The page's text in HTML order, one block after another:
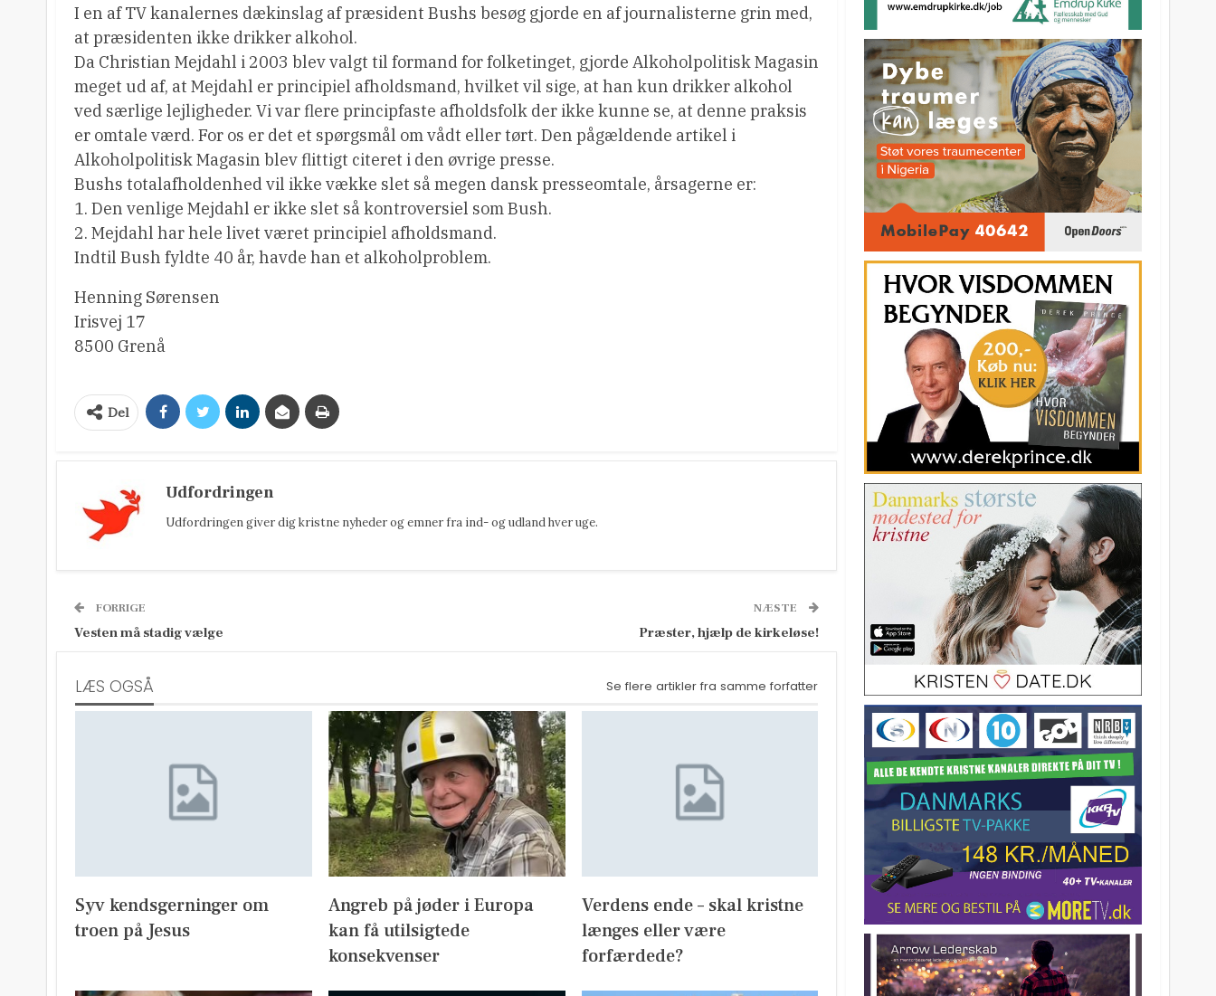
I en af TV kanalernes dækinslag af præsident Bushs besøg gjorde en af journalisterne grin med,
at præsidenten ikke drikker alkohol.
Da Christian Mejdahl i 2003 blev valgt til formand for folketinget, gjorde Alkoholpolitisk Magasin
meget ud af, at Mejdahl er principiel afholdsmand, hvilket vil sige, at han kun drikker alkohol
ved særlige lejligheder. Vi var flere principfaste afholdsfolk der ikke kunne se, at denne praksis
er omtale værd. For os er det et spørgsmål om vådt eller tørt. Den pågældende artikel i
Alkoholpolitisk Magasin blev flittigt citeret i den øvrige presse.
Bushs totalafholdenhed vil ikke vække slet så megen dansk presseomtale, årsagerne er:
1. Den venlige Mejdahl er ikke slet så kontroversiel som Bush.
2. Mejdahl har hele livet været principiel afholdsmand.
Indtil Bush fyldte 40 år, havde han et alkoholproblem.
Henning Sørensen
Irisvej 17
8500 Grenå
Del
Udfordringen
Udfordringen giver dig kristne nyheder og emner fra ind- og udland hver uge.
FORRIGE
Vesten må stadig vælge
NÆSTE
Præster, hjælp de kirkeløse!
LÆS OGSÅ Se flere artikler fra samme forfatter
Syv kendsgerninger om
troen på Jesus
Angreb på jøder i Europa
kan få utilsigtede
konsekvenser
Verdens ende – skal kristne
længes eller være
forfærdede?